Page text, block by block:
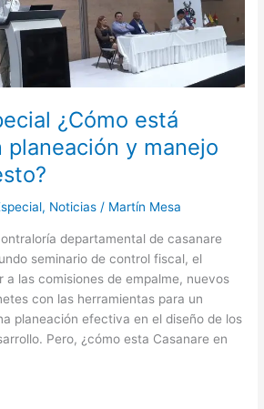
¿Cómo está
planeación y manejo
, Noticias / Martín Mesa
departamental de casanare
seminario de control fiscal, el
las comisiones de empalme, nuevos
con las herramientas para un
planeación efectiva en el diseño de los
Pero, ¿cómo esta Casanare en